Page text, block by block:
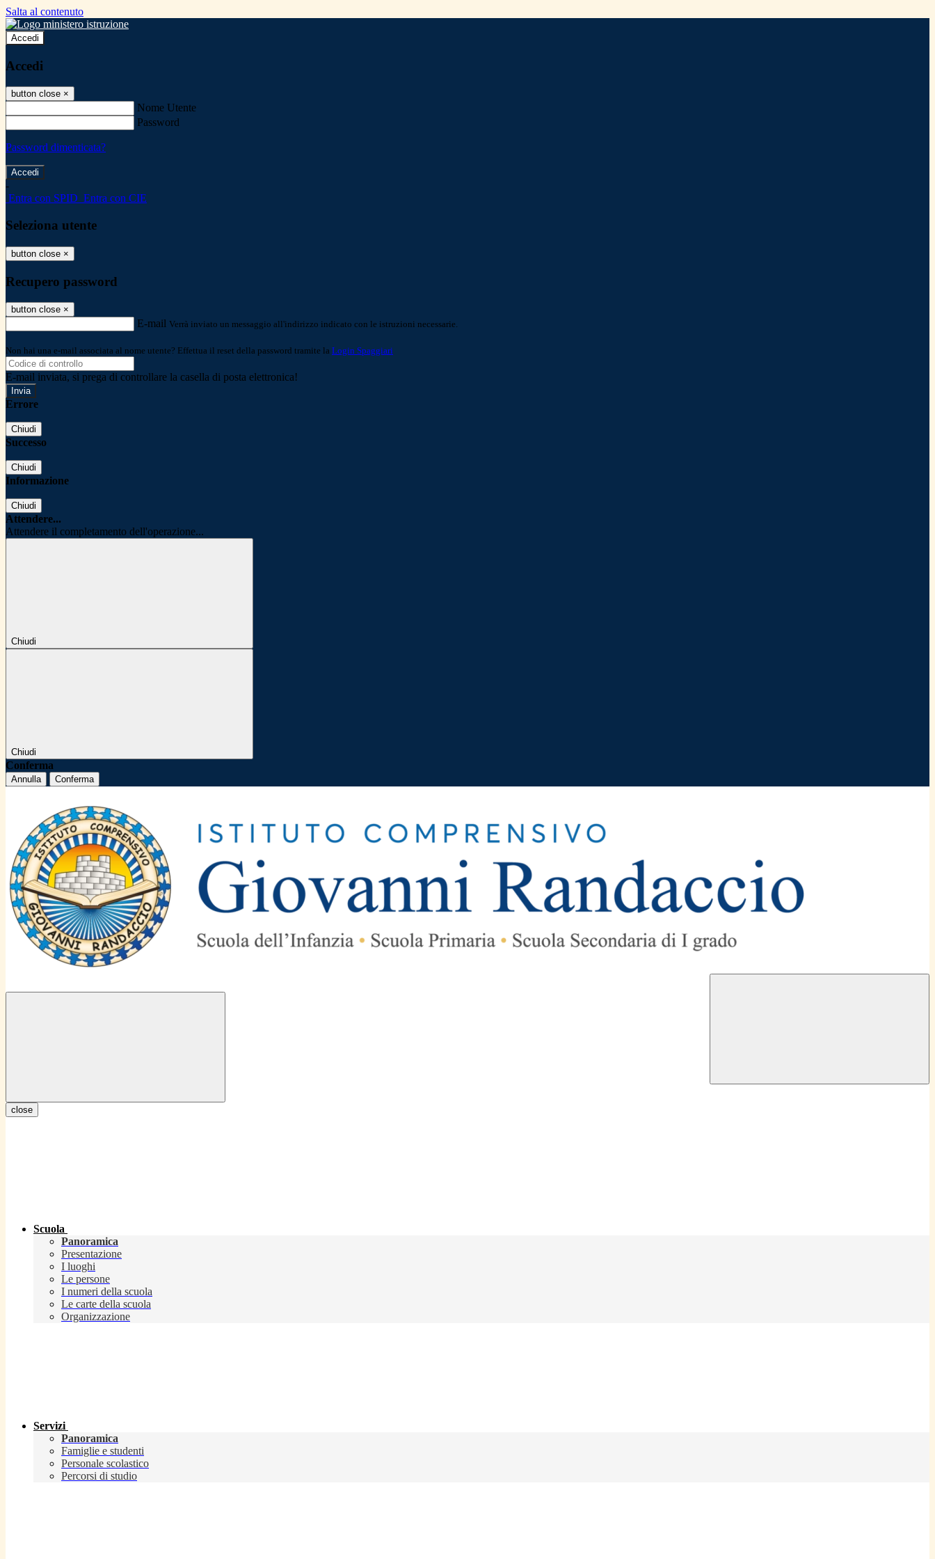
Salta al contenuto
Accedi
Accedi
button close ×
Nome Utente
Password
Password dimenticata?
-
Entra con SPID Entra con CIE
Seleziona utente
button close ×
Recupero password
button close ×
E-mail Verrà inviato un messaggio all'indirizzo indicato con le istruzioni necessarie.
Non hai una e-mail associata al nome utente? Effettua il reset della password tramite la Login Spaggiari
E-mail inviata, si prega di controllare la casella di posta elettronica!
Errore
Chiudi
Successo
Chiudi
Informazione
Chiudi
Attendere...
Attendere il completamento dell'operazione...
Chiudi
Chiudi
Conferma
Annulla Conferma
close
Scuola
Panoramica
Presentazione
I luoghi
Le persone
I numeri della scuola
Le carte della scuola
Organizzazione
Servizi
Panoramica
Famiglie e studenti
Personale scolastico
Percorsi di studio